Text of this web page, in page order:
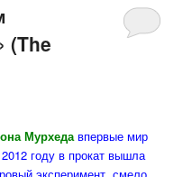
(The
Мурхедавпервые мир
году в прокат вышла